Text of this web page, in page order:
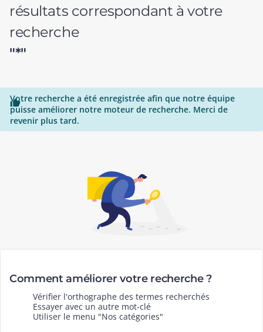
résultats correspondant à votre
recherche
"*"

Votre recherche a été enregistrée afin que notre équipe
puisse améliorer notre moteur de recherche. Merci de
revenir plus tard.
Comment améliorer votre recherche ?
Vérifier l'orthographe des termes recherchés
Essayer avec un autre mot-clé
Utiliser le menu "Nos catégories"